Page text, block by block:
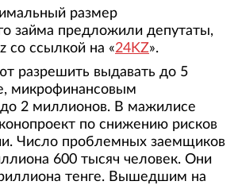
размер
займа предложили депутаты,
со ссылкой на «24KZ».
разрешить выдавать до 5
микрофинансовым
2 миллионов. В мажилисе
по снижению рисков
Число проблемных заемщиков
600 тысяч человек. Они
тенге. Вышедшим на